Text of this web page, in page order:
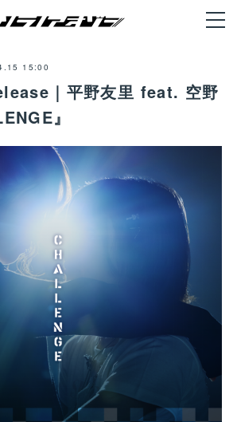
15:00
｜平野友里 feat. 空野
』